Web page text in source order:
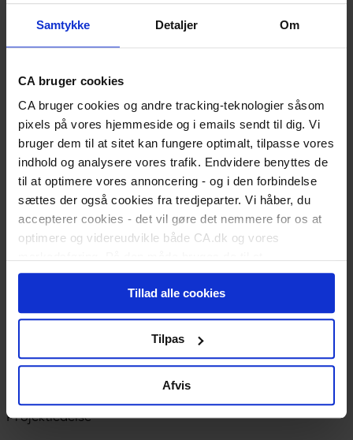
Samtykke Detaljer Om
CA bruger cookies
CA bruger cookies og andre tracking-teknologier såsom
pixels på vores hjemmeside og i emails sendt til dig. Vi
bruger dem til at sitet kan fungere optimalt, tilpasse vores
indhold og analysere vores trafik. Endvidere benyttes de
til at optimere vores annoncering - og i den forbindelse
sættes der også cookies fra tredjeparter. Vi håber, du
accepterer cookies - det vil gøre det nemmere for os at
optimere og videreudvikle både CA.dk og vores
personalisere indhold til dig, herunder på vores
hjemmeside, i emails og i annoncer. Ønsker du senere
hen at ændre dit cookie-samtykke, kan du altid gøre det
ved at klikke på "Cookiepolitik" nederst på alle sider.
Tillad alle cookies
Tilpas
Afvis
Formularer
Når du får job
Medlemstilbud
CA Lønsikring
CA Advokathjælp
Karriererådgivning
Kurser og uddannelse
Webinarer og events
Medlemsfordele
Privatøkonomi
Anbefal nyt medlem
Kontakt
Projektledelse